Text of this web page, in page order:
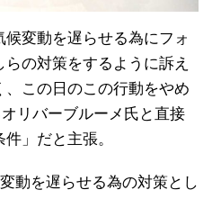
変動を遅らせる為にフォ
の対策をするように訴え
この日のこの行動をやめ
リバーブルーメ氏と直接
」だと主張。
動を遅らせる為の対策とし